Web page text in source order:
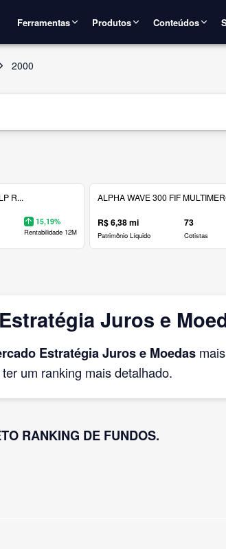
Ferramentas Produtos Conteúdos
2000
R...
15,19%
Rentabilidade 12M
ALPHA WAVE 300 FIF
R$ 6,38 mi
Patrimônio Líquido
73
Cotistas
Juros e
Estratégia Juros e Moedas
um ranking mais detalhado.
RANKING DE FUNDOS.